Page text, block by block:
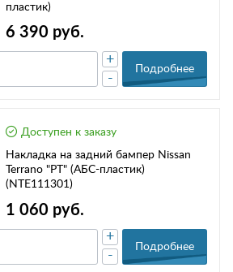
пластик)
6 390 руб.
-
+
Подробнее
Доступен к заказу
Накладка на задний бампер Nissan
Terrano "PT" (АБС-пластик)
(NTE111301)
1 060 руб.
-
+
Подробнее